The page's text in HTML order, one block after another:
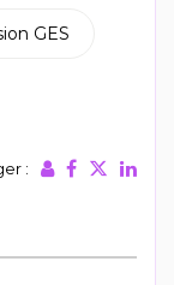
GES
: